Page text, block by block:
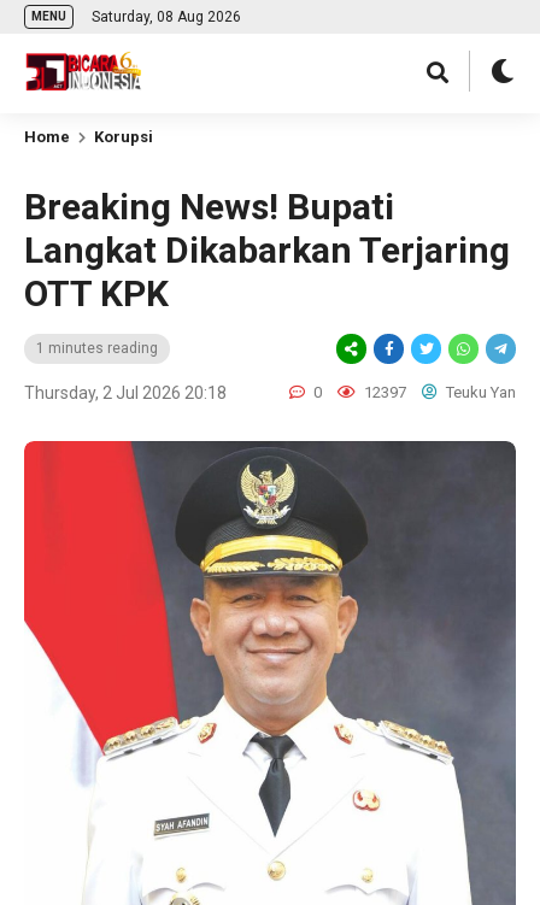
MENU Saturday, 08 Aug 2026
Home Korupsi
Breaking News! Bupati
Langkat Dikabarkan Terjaring
OTT KPK
1 minutes reading
Thursday, 2 Jul 2026 20:18 0 12397 Teuku Yan